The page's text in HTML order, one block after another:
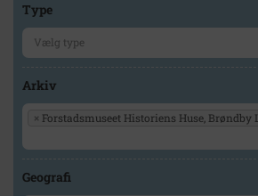
Type
Arkiv
× Forstadsmuseet Historiens Huse,
Geografi